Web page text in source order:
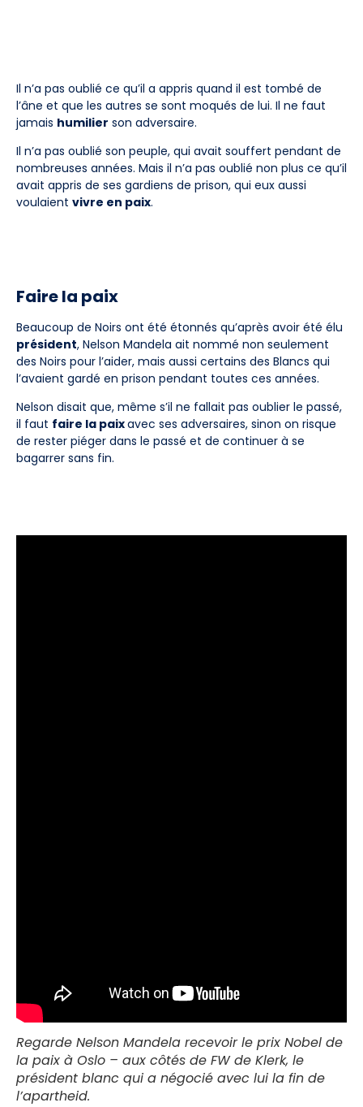
Il n’a pas oublié ce qu’il a appris quand il est tombé de
l’âne et que les autres se sont moqués de lui. Il ne faut
jamais humilier son adversaire.
Il n’a pas oublié son peuple, qui avait souffert pendant de
nombreuses années. Mais il n’a pas oublié non plus ce qu’il
avait appris de ses gardiens de prison, qui eux aussi
voulaient vivre en paix.
Faire la paix
Beaucoup de Noirs ont été étonnés qu’après avoir été élu
président, Nelson Mandela ait nommé non seulement
des Noirs pour l’aider, mais aussi certains des Blancs qui
l’avaient gardé en prison pendant toutes ces années.
Nelson disait que, même s’il ne fallait pas oublier le passé,
il faut faire la paixavec ses adversaires, sinon on risque
de rester piéger dans le passé et de continuer à se
bagarrer sans fin.
Regarde Nelson Mandela recevoir le prix Nobel de
la paix à Oslo – aux côtés de FW de Klerk, le
président blanc qui a négocié avec lui la fin de
l’apartheid.